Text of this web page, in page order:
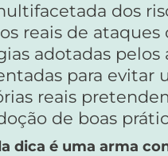
dos
reais de
adotadas
para evitar
reais
de boas
dica é uma arma